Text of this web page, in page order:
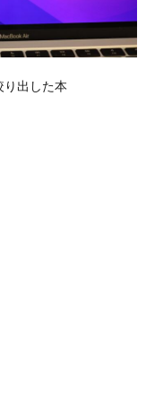
出した本